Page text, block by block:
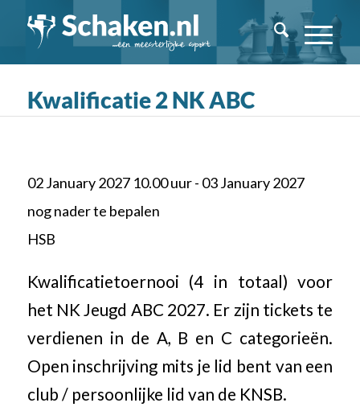
Kwalificatie 2 NK ABC
02 January 2027 10.00 uur - 03 January 2027
nog nader te bepalen
HSB
Kwalificatietoernooi (4 in totaal) voor
het NK Jeugd ABC 2027. Er zijn tickets te
verdienen in de A, B en C categorieën.
Open inschrijving mits je lid bent van een
club / persoonlijke lid van de KNSB.